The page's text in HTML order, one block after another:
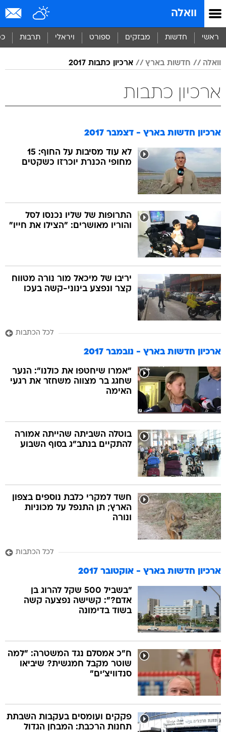
וואלה
ראשי חדשות מבזקים ספורט ויראלי תרבות
וואלה חדשות בארץ ארכיון כתבות 2017
ארכיון כתבות
ארכיון חדשות בארץ - דצמבר 2017
לא עוד מסיבות על החוף: 15
מחופי הכנרת יוכרזו כשקטים
התרופות של שליו נכנסו לסל 
והוריו מאושרים: "הצילו את חייו"
יריבו של מיכאל מור נורה מטווח
קצר ונפצע בינוני-קשה בעכו
לכל הכתבות
ארכיון חדשות בארץ - נובמבר 2017
"אמרו שיחטפו את כולנו": הנער
שחגג בר מצווה משחזר את רגעי
האימה
בוטלה השביתה שהייתה אמורה
להתקיים בנתב"ג בסוף השבוע
חשד למקרי כלבת נוספים בצפון
הארץ; תן התנפל על מכוניות
ונורה
לכל הכתבות
ארכיון חדשות בארץ - אוקטובר 2017
"בשביל 500 שקל להרוג בן
אדם?": קשישה נפצעה קשה
בשוד בדימונה
ח"כ אמסלם נגד המשטרה: "למה
שוטר מקבל חמגשית? שיביאו
סנדוויצ'ים"
פקקים ועומסים בעקבות השבתת
תחנות הרכבת: המבחן הגדול 